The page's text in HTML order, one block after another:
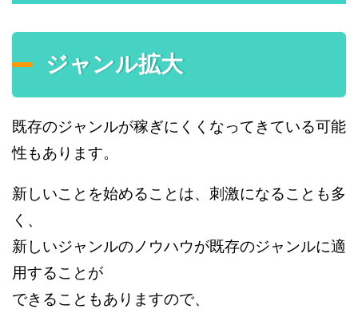
ジャンル拡大
既存のジャンルが稼ぎにくくなってきている可能
性もあります。
新しいことを始めることは、刺激になることも多
く、
新しいジャンルのノウハウが既存のジャンルに適
用することが
できることもありますので、